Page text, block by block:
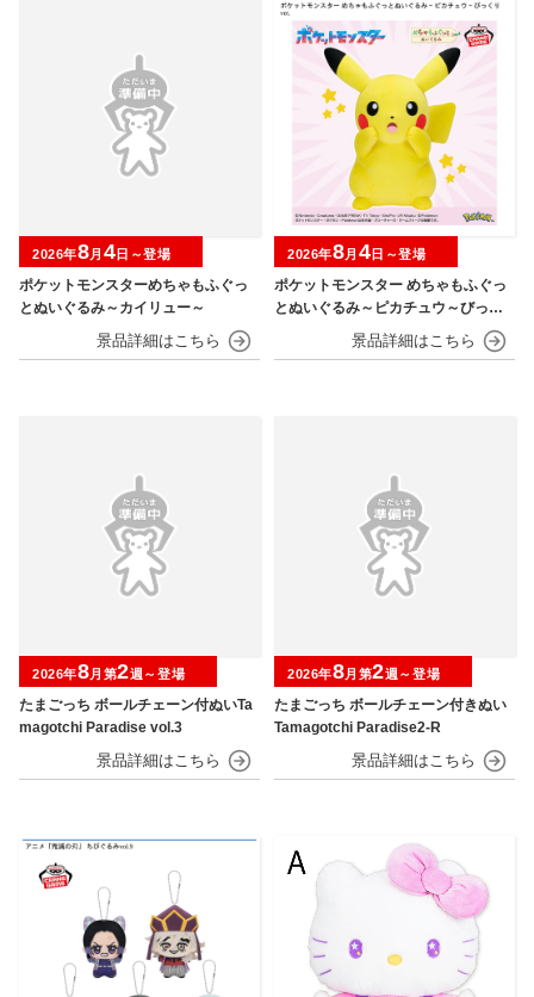
ポケットモンスターめちゃもふぐっ
とぬいぐるみ～カイリュー～
2026年8月 4日～登場
ポケットモンスター めちゃもふぐっ
とぬいぐるみ～ピカチュウ～びっく
2026年8月 4日～登場
たまごっち ボールチェーン付ぬいTa
magotchi Paradise vol.3
2026年8月第2週～登場
たまごっち ボールチェーン付きぬい
Tamagotchi Paradise2-R
2026年8月第2週～登場